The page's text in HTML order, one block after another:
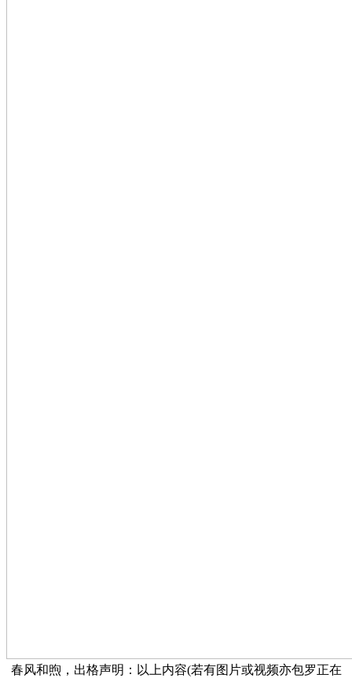
春风和煦，出格声明：以上内容(若有图片或视频亦包罗正在